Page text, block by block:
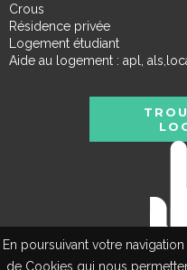
En poursuivant votre
de Cookies qui nous
Crous
Résidence privée
Logement étudiant
Aide au logement : apl,